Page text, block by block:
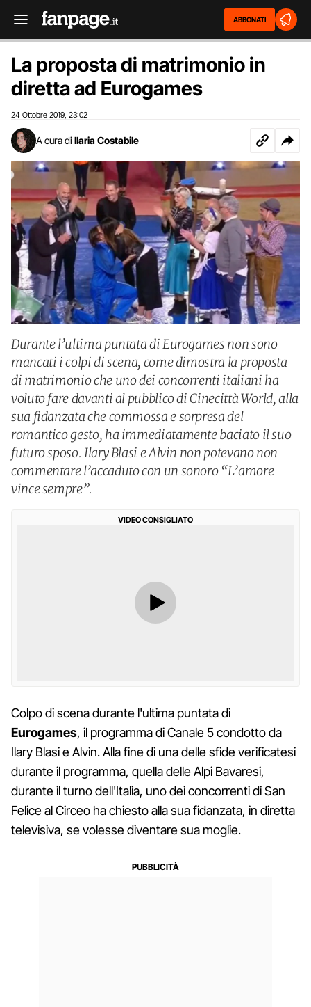
ABBONATI
La proposta di matrimonio in
diretta ad Eurogames
24 Ottobre 2019 23:02
A cura di Ilaria Costabile
Durante l’ultima puntata di Eurogames non sono
mancati i colpi di scena, come dimostra la proposta
di matrimonio che uno dei concorrenti italiani ha
voluto fare davanti al pubblico di Cinecittà World, alla
sua fidanzata che commossa e sorpresa del
romantico gesto, ha immediatamente baciato il suo
futuro sposo. Ilary Blasi e Alvin non potevano non
commentare l’accaduto con un sonoro “L’amore
vince sempre”.
VIDEO CONSIGLIATO
Colpo di scena durante l'ultima puntata di
Eurogames, il programma di Canale 5 condotto da
Ilary Blasi e Alvin. Alla fine di una delle sfide verificatesi
durante il programma, quella delle Alpi Bavaresi,
durante il turno dell'Italia, uno dei concorrenti di San
Felice al Circeo ha chiesto alla sua fidanzata, in diretta
televisiva, se volesse diventare sua moglie.